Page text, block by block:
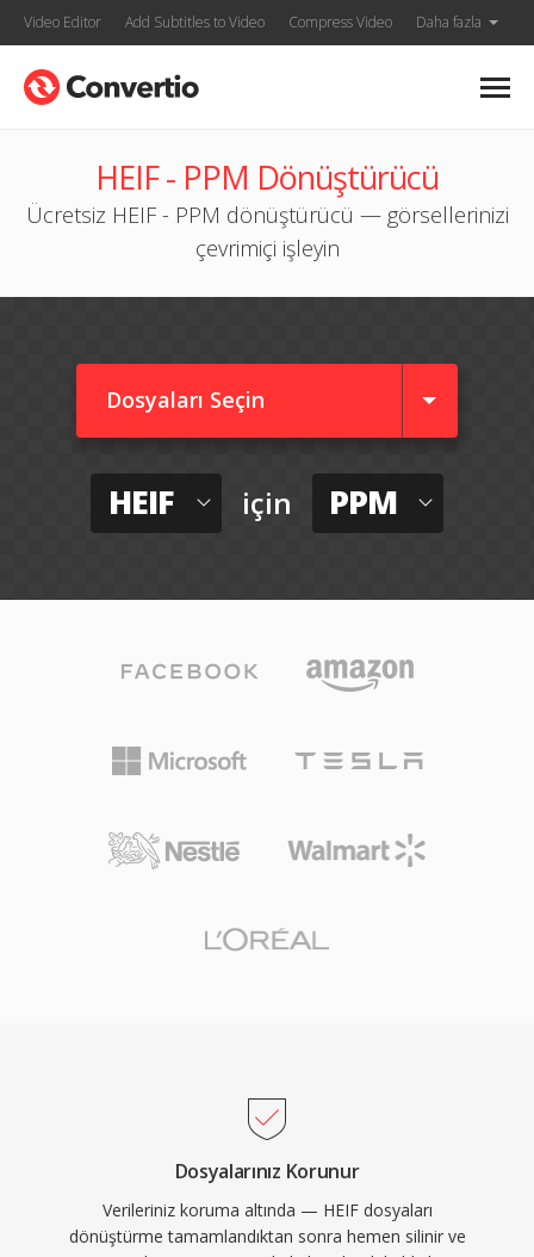
Video Editor Add Subtitles to Video Compress Video Daha fazla
HEIF - PPM Dönüştürücü
Ücretsiz HEIF - PPM dönüştürücü — görsellerinizi
çevrimiçi işleyin
Dosyaları Seçin
HEIF için PPM
Dosyalarınız Korunur
Verileriniz koruma altında — HEIF dosyaları
dönüştürme tamamlandıktan sonra hemen silinir ve